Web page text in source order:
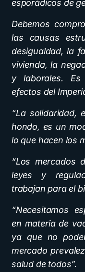
esporádicos de
Debemos
las causas
desigualdad, la
vivienda, la
y laborales. Es
efectos del
“La solidaridad,
hondo, es un
lo que hacen los
“Los mercados
leyes y
trabajan para el
“Necesitamos
en materia de
ya que no
mercado
salud de todos”.